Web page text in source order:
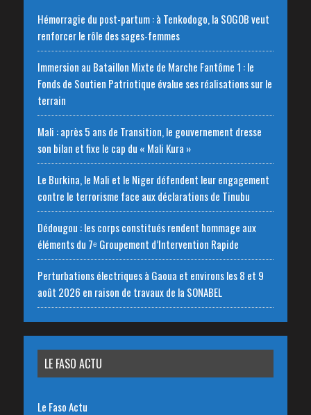
Hémorragie du post-partum : à Tenkodogo, la SOGOB veut
renforcer le rôle des sages-femmes
Immersion au Bataillon Mixte de Marche Fantôme 1 : le
Fonds de Soutien Patriotique évalue ses réalisations sur le
terrain
Mali : après 5 ans de Transition, le gouvernement dresse
son bilan et fixe le cap du « Mali Kura »
Le Burkina, le Mali et le Niger défendent leur engagement
contre le terrorisme face aux déclarations de Tinubu
Dédougou : les corps constitués rendent hommage aux
éléments du 7ᵉ Groupement d’Intervention Rapide
Perturbations électriques à Gaoua et environs les 8 et 9
août 2026 en raison de travaux de la SONABEL
LE FASO ACTU
Le Faso Actu